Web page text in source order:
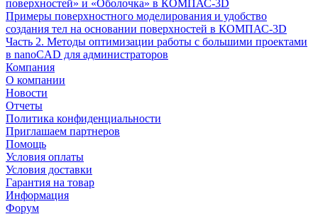
поверхностей» и «Оболочка» в КОМПАС-3D
Примеры поверхностного моделирования и удобство
создания тел на основании поверхностей в КОМПАС-3D
Часть 2. Методы оптимизации работы с большими проектами
в nanoCAD для администраторов
Компания
О компании
Новости
Отчеты
Политика конфиденциальности
Приглашаем партнеров
Помощь
Условия оплаты
Условия доставки
Гарантия на товар
Информация
Форум